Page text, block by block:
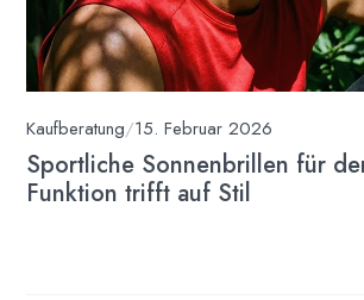
Kaufberatung/15. Februar 2026
Sportliche Sonnenbrillen für
Funktion trifft auf Stil